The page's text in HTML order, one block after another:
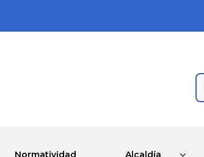
Normatividad Alcaldía